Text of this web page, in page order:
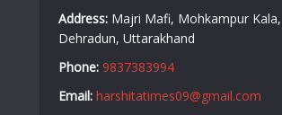
Address: Majri Mafi, Mohkampur
Dehradun, Uttarakhand
Phone: 9837383994
Email: harshitatimes09@gmail.com